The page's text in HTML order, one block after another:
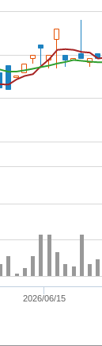
2026/06/15